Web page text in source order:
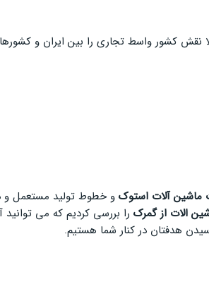
نقش کشور واسط تجاری را بین ایران و
ماشین آلات استوک و خطوط تولید مستعمل و
الات از گمرک را بررسی کردیم که می
هدفتان در کنار شما هستیم.